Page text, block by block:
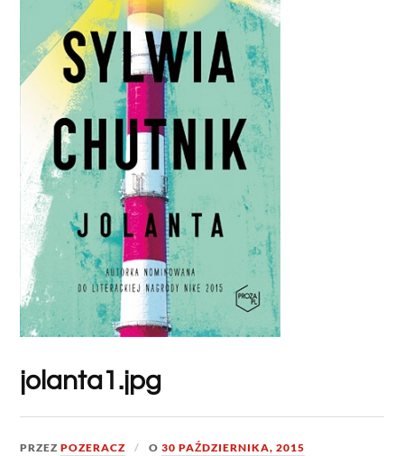
jolanta1.jpg
PRZEZPOZERACZ O30 PAŹDZIERNIKA, 2015